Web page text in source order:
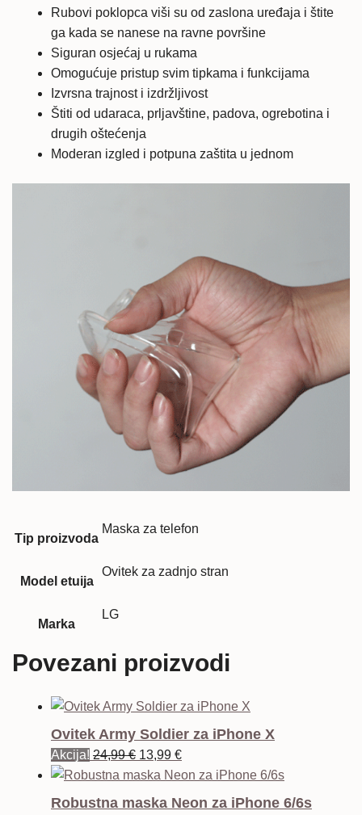
Rubovi poklopca viši su od zaslona uređaja i štite
ga kada se nanese na ravne površine
Siguran osjećaj u rukama
Omogućuje pristup svim tipkama i funkcijama
Izvrsna trajnost i izdržljivost
Štiti od udaraca, prljavštine, padova, ogrebotina i
drugih oštećenja
Moderan izgled i potpuna zaštita u jednom
Tip proizvoda
Maska za telefon
Model etuija
Ovitek za zadnjo stran
Marka
LG
Povezani proizvodi
Ovitek Army Soldier za iPhone X
Akcija! 24,99€ Izvorna
cijena
bila
13,99 €Trenutna
cijena
Robustna maska Neon za iPhone 6/6s